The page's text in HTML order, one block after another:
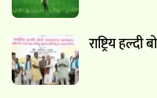
राष्ट्रिय